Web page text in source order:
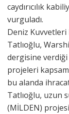
caydırıcılık
vurguladı.
Deniz
Tatlıoğlu,
dergisine
projeleri
bu alanda
Tatlıoğlu, uzun
(MİLDEN)